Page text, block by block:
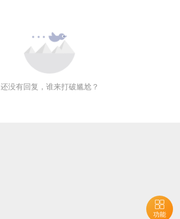
功能
还没有回复，谁来打破尴尬？